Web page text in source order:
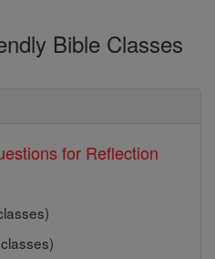
Bible Classes
for Reflection